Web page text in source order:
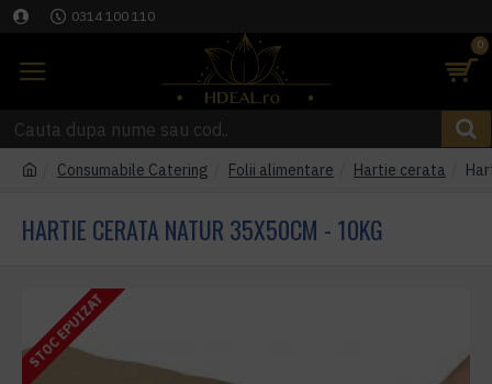
0314 100 110
0
Consumabile Catering Folii alimentare Hartie cerata
HARTIE CERATA NATUR 35X50CM - 10KG
STOC EPUIZAT